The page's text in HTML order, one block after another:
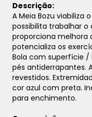
Descrição:
A Meia Bozu viabiliza
possibilita trabalhar
proporciona melhora
potencializa os
Bola com superfície /
pés antiderrapantes.
revestidos.
cor azul com preta.
para enchimento.